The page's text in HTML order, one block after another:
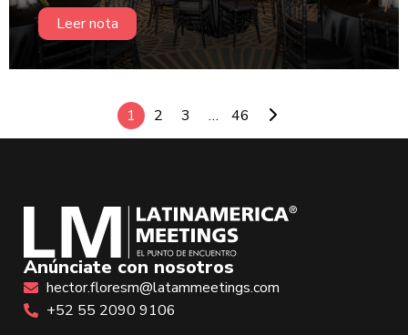
Leer nota
1 2 3 … 46
Anúnciate con nosotros
hector.floresm@latammeetings.com
+52 55 2090 9106